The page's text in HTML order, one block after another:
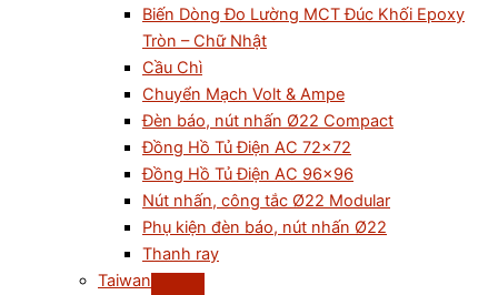
Biến Dòng Đo Lường MCT Đúc Khối Epoxy
Tròn – Chữ Nhật
Cầu Chì
Chuyển Mạch Volt & Ampe
Đèn báo, nút nhấn Ø22 Compact
Đồng Hồ Tủ Điện AC 72×72
Đồng Hồ Tủ Điện AC 96×96
Nút nhấn, công tắc Ø22 Modular
Phụ kiện đèn báo, nút nhấn Ø22
Thanh ray
Taiwan